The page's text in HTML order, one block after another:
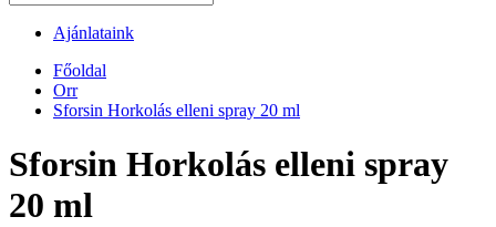
Ajánlataink
Főoldal
Orr
Sforsin Horkolás elleni spray 20 ml
Sforsin Horkolás elleni spray
20 ml